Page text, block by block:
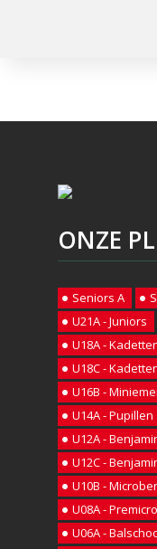
ONZE
Seniors A
U21A - Juniors
U18A -
U18C -
U16B -
U14A - Pupillen
U12A -
U12C -
U10B -
U08A -
U06A -